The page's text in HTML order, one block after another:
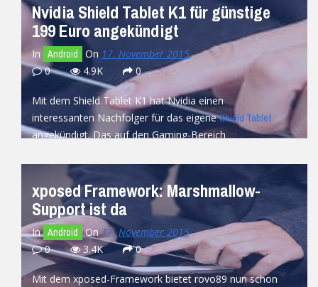
Nvidia Shield Tablet K1 für günstige
199 Euro angekündigt
In Android On 17. November 2015
0
4.9K 0
Mit dem Shield Tablet K1 hat Nvidia einen
interessanten Nachfolger für das eigeneShield Tablet
angekündigt. Das auf den Gaming-Bereich
READ MORE
xposed Framework: Marshmallow-
Support ist da
In Android On17. November 2015
0
3.4K 0
Mit dem xposed-Framework bietet rovo89 nun schon